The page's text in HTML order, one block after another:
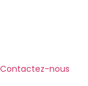
Contactez-nous